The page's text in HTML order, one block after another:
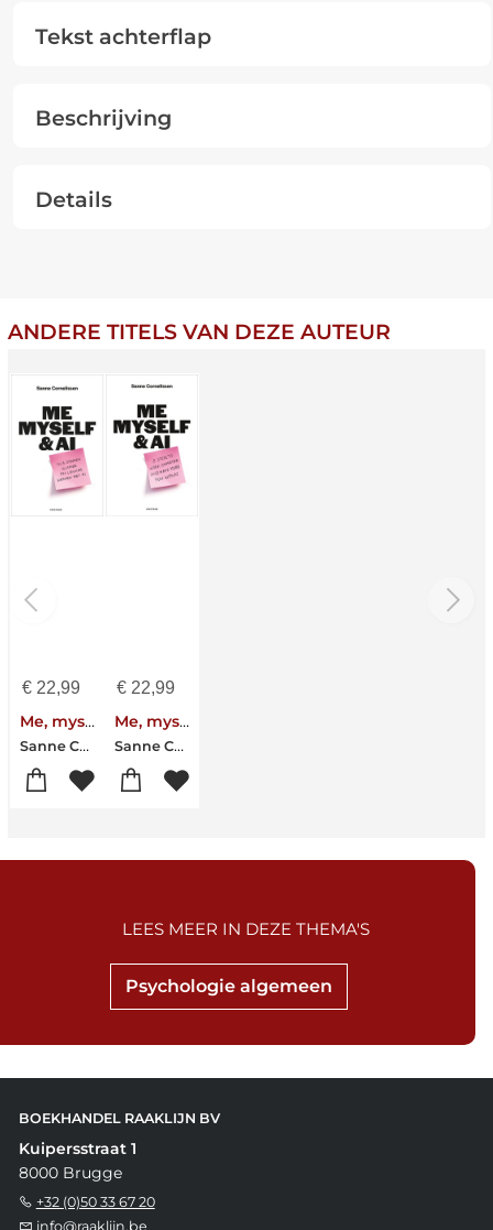
Tekst achterflap
Beschrijving
Details
ANDERE TITELS VAN DEZE AUTEUR
€22,99
Me, myself & AI
Sanne Cornelissen
€22,99
Me, myself & AI
Sanne Cornelissen
Psychologie algemeen
LEES MEER IN DEZE THEMA'S
BOEKHANDEL RAAKLIJN BV
Kuipersstraat 1
8000 Brugge
+32 (0)50 33 67 20
info@raaklijn.be